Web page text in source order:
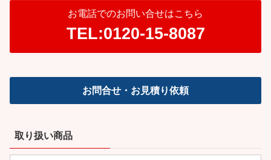
お電話でのお問い合せはこちら
TEL:0120-15-8087
お問合せ・お見積り依頼
取り扱い商品